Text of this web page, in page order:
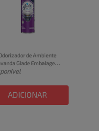
de Ambiente
Glade Embalagem
ADICIONAR